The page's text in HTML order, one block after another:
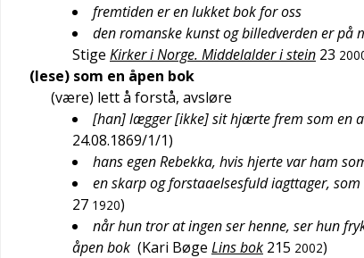
fremtiden er en lukket bok for oss
den romanske kunst og billedverden er på
Stige Kirker i Norge. Middelalder i stein 23
(lese) som en åpen bok
(være) lett å forstå, avsløre
[han] lægger [ikke] sit hjærte frem som en
24.08.1869/1/1)
hans egen Rebekka, hvis hjerte var ham
en skarp og forstaaelsesfuld iagttager,
27 1920)
når hun tror at ingen ser henne, ser hun
åpen bok (Kari Bøge Lins bok 215 2002)